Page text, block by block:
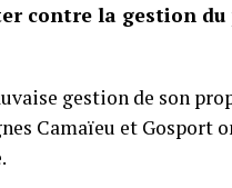
contre la gestion
gestion de son
Camaïeu et Gosport